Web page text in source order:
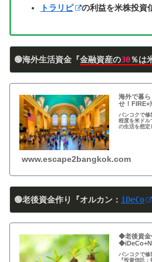
トラリピ の利益を米株投資
🟢海外生活資金『金融資産の30％は
海外で暮
せ！FIRE+
バンコクで
程度を米ドル
の生活を想定
www.escape2bangkok.com
🟢老後資金作り『オルカン： iDeCo
◆老後資金
バンコクで
『投資信託